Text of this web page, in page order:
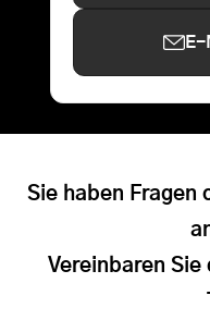
E-
Sie haben Fragen
Vereinbaren